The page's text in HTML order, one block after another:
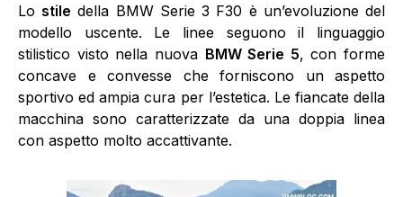
Lostile della BMW Serie 3 F30 è un’evoluzione del
modello uscente. Le linee seguono il linguaggio
stilistico visto nella nuova BMW Serie 5, con forme
concave e convesse che forniscono un aspetto
sportivo ed ampia cura per l’estetica. Le fiancate della
macchina sono caratterizzate da una doppia linea
con aspetto molto accattivante.